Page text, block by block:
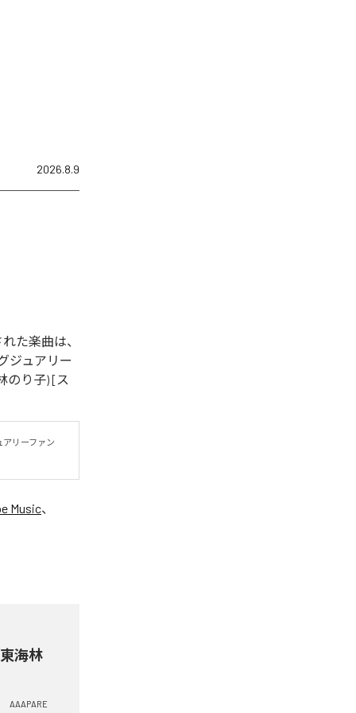
2026.8.9
た楽曲は、
ジュアリー
のり子) [ス
アリーファン
Music、
海林
AAAPARE